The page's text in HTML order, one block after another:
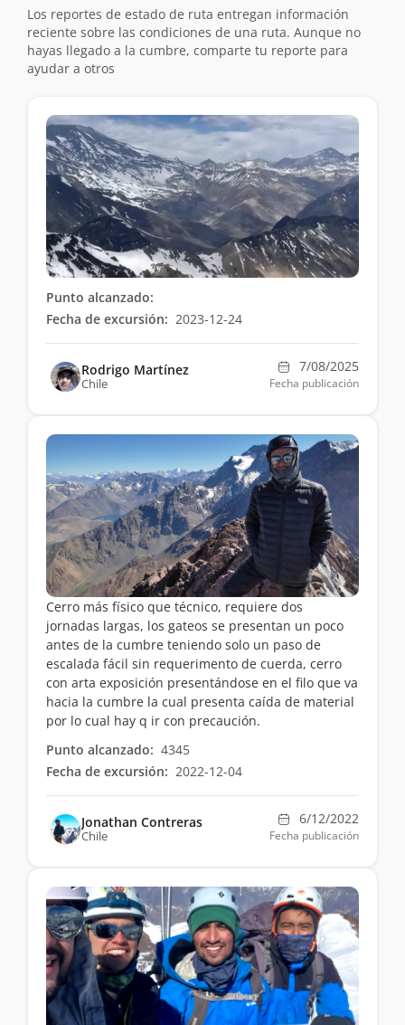
Los reportes de estado de ruta entregan información
reciente sobre las condiciones de una ruta. Aunque no
hayas llegado a la cumbre, comparte tu reporte para
ayudar a otros
Punto alcanzado:
Fecha de excursión: 2023-12-24
Rodrigo Martínez
Chile
7/08/2025
Fecha publicación
Cerro más físico que técnico, requiere dos
jornadas largas, los gateos se presentan un poco
antes de la cumbre teniendo solo un paso de
escalada fácil sin requerimento de cuerda, cerro
con arta exposición presentándose en el filo que va
hacia la cumbre la cual presenta caída de material
por lo cual hay q ir con precaución.
Punto alcanzado: 4345
Fecha de excursión: 2022-12-04
Jonathan Contreras
Chile
6/12/2022
Fecha publicación